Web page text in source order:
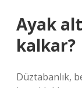
Ayak
kalkar?
Düztabanlık,